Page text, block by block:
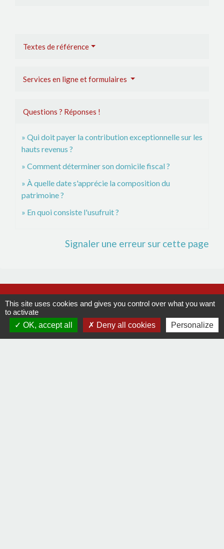
Textes de référence
Services en ligne et formulaires
Questions ? Réponses !
Qui doit payer la contribution exceptionnelle sur les
hauts revenus ?
Comment déterminer son domicile fiscal ?
À quelle date s'apprécie la composition du
patrimoine ?
En quoi consiste l'usufruit ?
Signaler une erreur sur cette page
Contacts
Commune de La Remaudière
22, rue Olivier de Clisson
This site uses cookies and gives you control over what you want
to activate
OK, accept all
Deny all cookies Personalize